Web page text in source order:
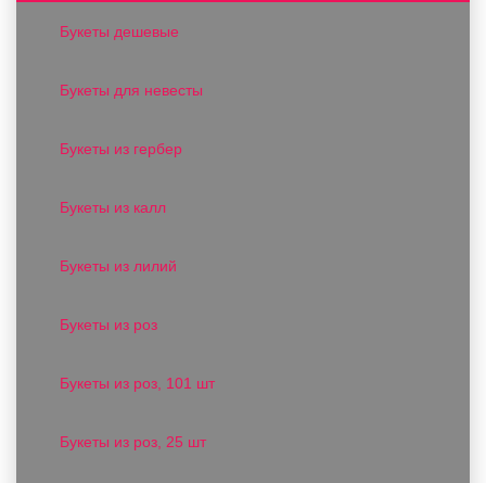
Букеты дешевые
Букеты для невесты
Букеты из гербер
Букеты из калл
Букеты из лилий
Букеты из роз
Букеты из роз, 101 шт
Букеты из роз, 25 шт